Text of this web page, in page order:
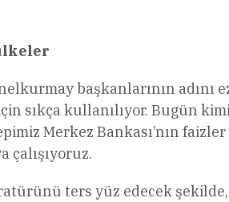
başkanlarının
sıkça kullanılıyor. Bugün
Merkez Bankası’nın
çalışıyoruz.
ters yüz edecek